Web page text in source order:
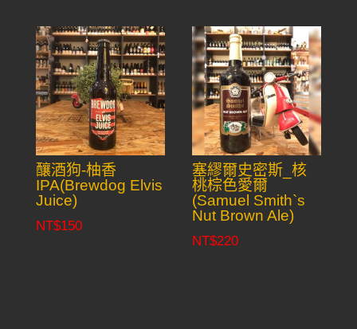
釀酒狗-柚香
IPA(Brewdog Elvis
Juice)
NT$150
塞繆爾史密斯_核
桃棕色愛爾
(Samuel Smith`s
Nut Brown Ale)
NT$220